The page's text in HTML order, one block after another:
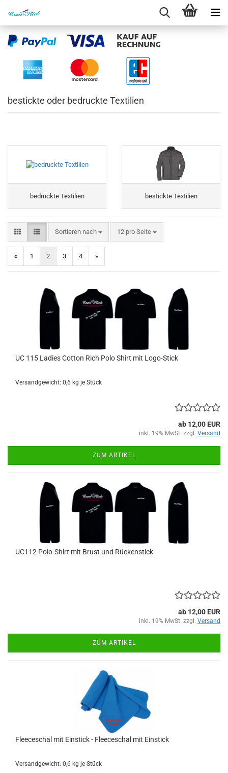
bestickte oder bedruckte Textilien
bedruckte Textilien bestickte Textilien
Sortieren nach
Sortieren nach 12 pro Seite
pro Seite
« 1 2 3 4 »
UC 115 Ladies Cotton Rich Polo Shirt mit Logo-Stick
Versandgewicht: 0,6 kg je Stück
ab 12,00 EUR
inkl. 19% MwSt. zzgl. Versand
ZUM ARTIKEL
UC112 Polo-Shirt mit Brust und Rückenstick
ab 12,00 EUR
inkl. 19% MwSt. zzgl. Versand
ZUM ARTIKEL
Fleeceschal mit Einstick - Fleeceschal mit Einstick
Versandgewicht: 0,6 kg je Stück